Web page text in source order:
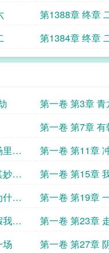
第1388章 终章
第1384章 终章
第一卷 第3章 青
第一卷 第7章
水
的
第一卷 第11章
的
第一卷 第15章
么
第一卷 第19章
个世界
批
第一卷 第23章
场 第一卷 第27章